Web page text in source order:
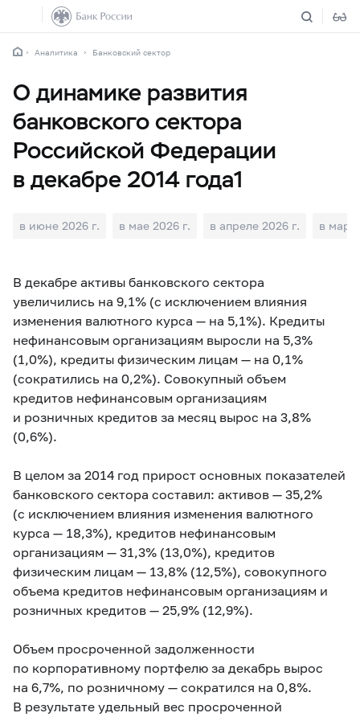
Аналитика Банковский сектор
О динамике развития
банковского сектора
Российской Федерации
в декабре 2014 года1
в июне 2026 г. в мае 2026 г. в апреле 2026 г. в
В декабре активы банковского сектора
увеличились на 9,1% (с исключением влияния
изменения валютного курса — на 5,1%). Кредиты
нефинансовым организациям выросли на 5,3%
(1,0%), кредиты физическим лицам — на 0,1%
(сократились на 0,2%). Совокупный объем
кредитов нефинансовым организациям
и розничных кредитов за месяц вырос на 3,8%
(0,6%).
В целом за 2014 год прирост основных показателей
банковского сектора составил: активов — 35,2%
(с исключением влияния изменения валютного
курса — 18,3%), кредитов нефинансовым
организациям — 31,3% (13,0%), кредитов
физическим лицам — 13,8% (12,5%), совокупного
объема кредитов нефинансовым организациям и
розничных кредитов — 25,9% (12,9%).
Объем просроченной задолженности
по корпоративному портфелю за декабрь вырос
на 6,7%, по розничному — сократился на 0,8%.
В результате удельный вес просроченной